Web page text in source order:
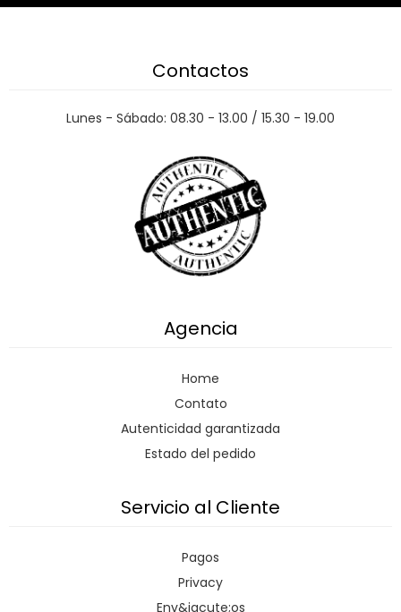
Contactos
Lunes - Sábado: 08.30 - 13.00 / 15.30 - 19.00
Agencia
Home
Contato
Autenticidad garantizada
Estado del pedido
Servicio al Cliente
Pagos
Privacy
Env&iacute;os